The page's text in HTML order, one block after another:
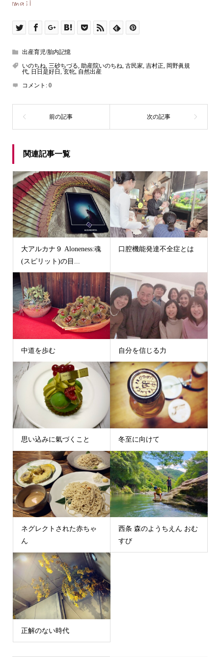
出産育児/胎内記憶
いのちね 三砂ちづる 助産院いのちね 古民家 吉村正 岡野眞規
代, 日日是好日 玄牝, 自然出産
コメント: 0
関連記事一覧
大アルカナ９ Aloneness:魂
(スピリット)の目...
口腔機能発達不全症とは
中道を歩む 自分を信じる力
思い込みに氣づくこと 冬至に向けて
ネグレクトされた赤ちゃ
ん
西条 森のようちえん おむ
すび
正解のない時代